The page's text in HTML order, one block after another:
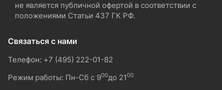
не является публичной офертой в соответствии с
положениями Статьи 437 ГК РФ.
Связаться с нами
Телефон: +7 (495) 222-01-82
Режим работы: Пн-Сб с 900до 2100